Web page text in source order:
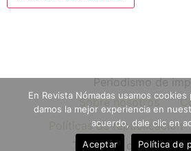
Periodismo de
Sobre nosotros
Políticas de republicación
Todos los derechos
En Revista Nómadas usamos
damos la mejor experiencia en
acuerdo, dale clic en
Aceptar
Política de